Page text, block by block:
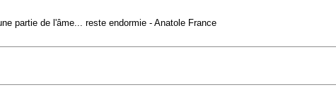
partie de l'âme... reste endormie - Anatole France